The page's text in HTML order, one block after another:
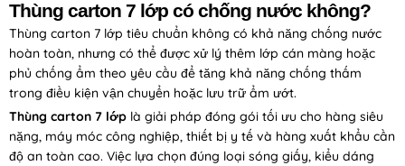
Thùng carton 7 lớp có chống nước không?
Thùng carton 7 lớp tiêu chuẩn không có khả năng chống nước
hoàn toàn, nhưng có thể được xử lý thêm lớp cán màng hoặc
phủ chống ẩm theo yêu cầu để tăng khả năng chống thấm
trong điều kiện vận chuyển hoặc lưu trữ ẩm ướt.
Thùng carton 7 lớp là giải pháp đóng gói tối ưu cho hàng siêu
nặng, máy móc công nghiệp, thiết bị y tế và hàng xuất khẩu cần
độ an toàn cao. Việc lựa chọn đúng loại sóng giấy, kiểu dáng